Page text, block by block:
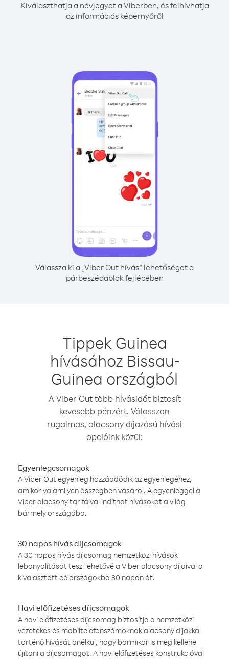
Kiválaszthatja a névjegyet a Viberben, és felhívhatja
az információs képernyőről
Válassza ki a „Viber Out hívás” lehetőséget a
párbeszédablak fejlécében
Tippek Guinea
hívásához Bissau-
Guinea országból
A Viber Out több hívásidőt biztosít
kevesebb pénzért. Válasszon
rugalmas, alacsony díjazású hívási
opcióink közül:
Egyenlegcsomagok
A Viber Out egyenleg hozzáadódik az egyenlegéhez,
amikor valamilyen összegben vásárol. A egyenleggel a
Viber alacsony tarifáival indíthat hívásokat a világ
bármely országába.
30 napos hívás díjcsomagok
A 30 napos hívás díjcsomag nemzetközi hívások
lebonyolítását teszi lehetővé a Viber alacsony díjaival a
kiválasztott célországokba 30 napon át.
Havi előfizetéses díjcsomagok
A havi előfizetéses díjcsomag biztosítja a nemzetközi
vezetékes és mobiltelefonszámoknak alacsony díjakkal
történő hívását anélkül, hogy bármikor is meg kellene
újítani a díjcsomagot. A havi előfizetéses konstrukcióval